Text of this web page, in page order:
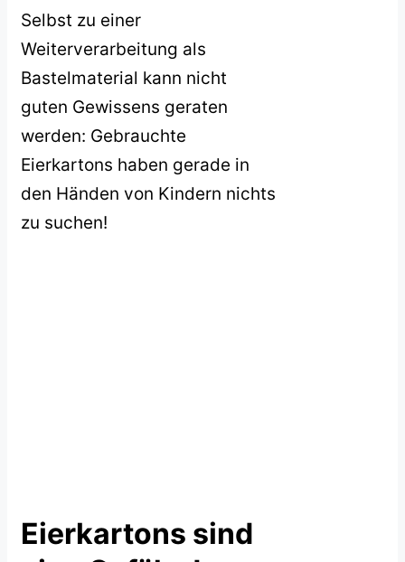
Selbst zu einer
Weiterverarbeitung als
Bastelmaterial kann nicht
guten Gewissens geraten
werden: Gebrauchte
Eierkartons haben gerade in
den Händen von Kindern nichts
zu suchen!
Eierkartons sind